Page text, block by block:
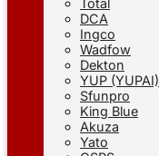
Total
DCA
Ingco
Wadfow
Dekton
YUP (YUPAI)
Sfunpro
King Blue
Akuza
Yato